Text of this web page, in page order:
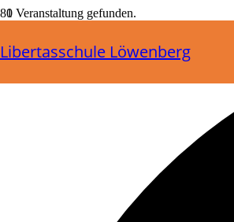
Libertasschule Löwenberg
1 Veranstaltung gefunden.